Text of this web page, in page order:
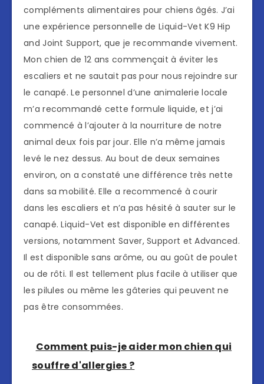
compléments alimentaires pour chiens âgés. J’ai
une expérience personnelle de Liquid-Vet K9 Hip
and Joint Support, que je recommande vivement.
Mon chien de 12 ans commençait à éviter les
escaliers et ne sautait pas pour nous rejoindre sur
le canapé. Le personnel d’une animalerie locale
m’a recommandé cette formule liquide, et j’ai
commencé à l’ajouter à la nourriture de notre
animal deux fois par jour. Elle n’a même jamais
levé le nez dessus. Au bout de deux semaines
environ, on a constaté une différence très nette
dans sa mobilité. Elle a recommencé à courir
dans les escaliers et n’a pas hésité à sauter sur le
canapé. Liquid-Vet est disponible en différentes
versions, notamment Saver, Support et Advanced.
Il est disponible sans arôme, ou au goût de poulet
ou de rôti. Il est tellement plus facile à utiliser que
les pilules ou même les gâteries qui peuvent ne
pas être consommées.
Comment puis-je aider mon chien qui
souffre d'allergies ?